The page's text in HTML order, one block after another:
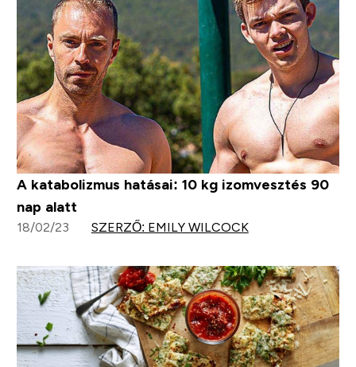
A katabolizmus hatásai: 10 kg izomvesztés 90
nap alatt
18/02/23 SZERZŐ: EMILY WILCOCK